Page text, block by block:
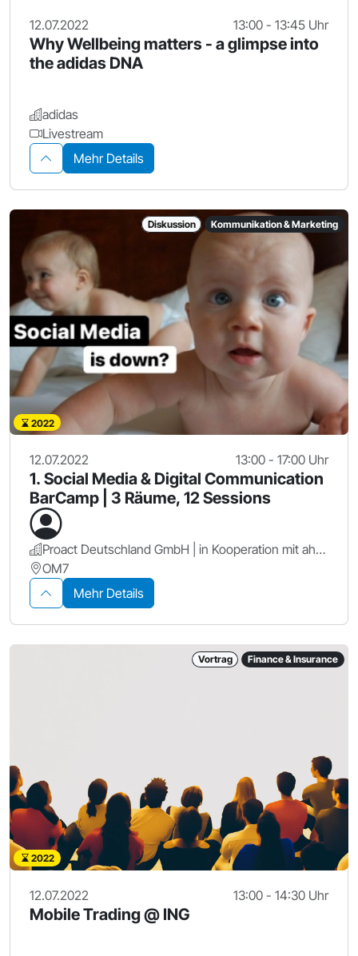
12.07.2022 13:00 - 13:45 Uhr
Why Wellbeing matters - a glimpse into
the adidas DNA
adidas
Livestream
Mehr Details
Diskussion Kommunikation & Marketing
2022
12.07.2022 13:00 - 17:00 Uhr
1. Social Media & Digital Communication
BarCamp | 3 Räume, 12 Sessions
Proact Deutschland GmbH | in Kooperation mit ahd GmbH & Co. KG
OM7
Mehr Details
Vortrag Finance & Insurance
2022
12.07.2022 13:00 - 14:30 Uhr
Mobile Trading @ ING